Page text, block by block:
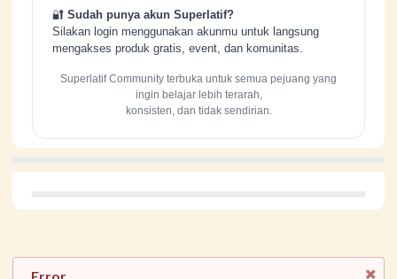
🔐 Sudah punya akun Superlatif?
Silakan login menggunakan akunmu untuk langsung
mengakses produk gratis, event, dan komunitas.
Superlatif Community terbuka untuk semua pejuang yang
ingin belajar lebih terarah,
konsisten, dan tidak sendirian.